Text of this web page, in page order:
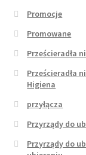
Promocje
Promowane
Prześcieradła
Prześcieradła
Higiena
przyłącza
Przyrządy do
Przyrządy do